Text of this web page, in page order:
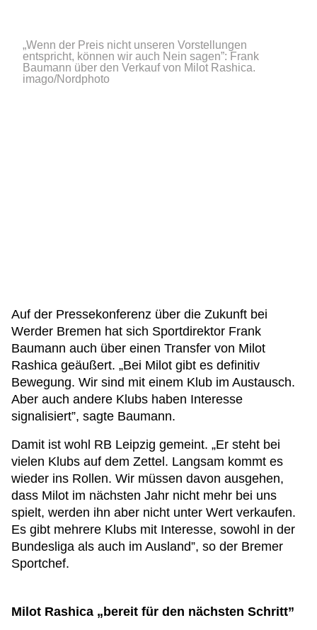
„Wenn der Preis nicht unseren Vorstellungen
entspricht, können wir auch Nein sagen”: Frank
Baumann über den Verkauf von Milot Rashica.
imago/Nordphoto
Auf der Pressekonferenz über die Zukunft bei
Werder Bremen hat sich Sportdirektor Frank
Baumann auch über einen Transfer von Milot
Rashica geäußert. „Bei Milot gibt es definitiv
Bewegung. Wir sind mit einem Klub im Austausch.
Aber auch andere Klubs haben Interesse
signalisiert”, sagte Baumann.
Damit ist wohl RB Leipzig gemeint. „Er steht bei
vielen Klubs auf dem Zettel. Langsam kommt es
wieder ins Rollen. Wir müssen davon ausgehen,
dass Milot im nächsten Jahr nicht mehr bei uns
spielt, werden ihn aber nicht unter Wert verkaufen.
Es gibt mehrere Klubs mit Interesse, sowohl in der
Bundesliga als auch im Ausland”, so der Bremer
Sportchef.
Milot Rashica „bereit für den nächsten Schritt”